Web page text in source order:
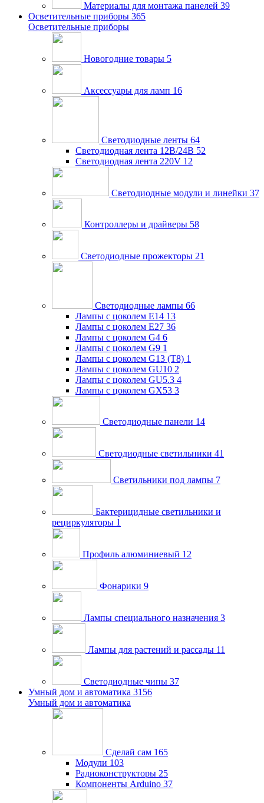
Материалы для монтажа панелей 39
Осветительные приборы 365
Осветительные приборы
Новогодние товары 5
Аксессуары для ламп 16
Светодиодные ленты 64
Светодиодная лента 12В/24В 52
Светодиодная лента 220V 12
Светодиодные модули и линейки 37
Контроллеры и драйверы 58
Светодиодные прожекторы 21
Светодиодные лампы 66
Лампы с цоколем E14 13
Лампы с цоколем E27 36
Лампы с цоколем G4 6
Лампы с цоколем G9 1
Лампы с цоколем G13 (Т8) 1
Лампы с цоколем GU10 2
Лампы с цоколем GU5.3 4
Лампы с цоколем GX53 3
Светодиодные панели 14
Светодиодные светильники 41
Светильники под лампы 7
Бактерицидные светильники и
рециркуляторы 1
Профиль алюминиевый 12
Фонарики 9
Лампы специального назначения 3
Лампы для растений и рассады 11
Светодиодные чипы 37
Умный дом и автоматика 3156
Умный дом и автоматика
Сделай сам 165
Модули 103
Радиоконструкторы 25
Компоненты Arduino 37